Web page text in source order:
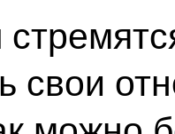
свои